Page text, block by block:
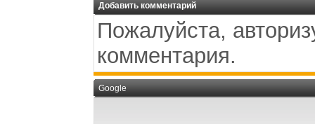
Добавить комментарий
Пожалуйста,
комментария.
Google